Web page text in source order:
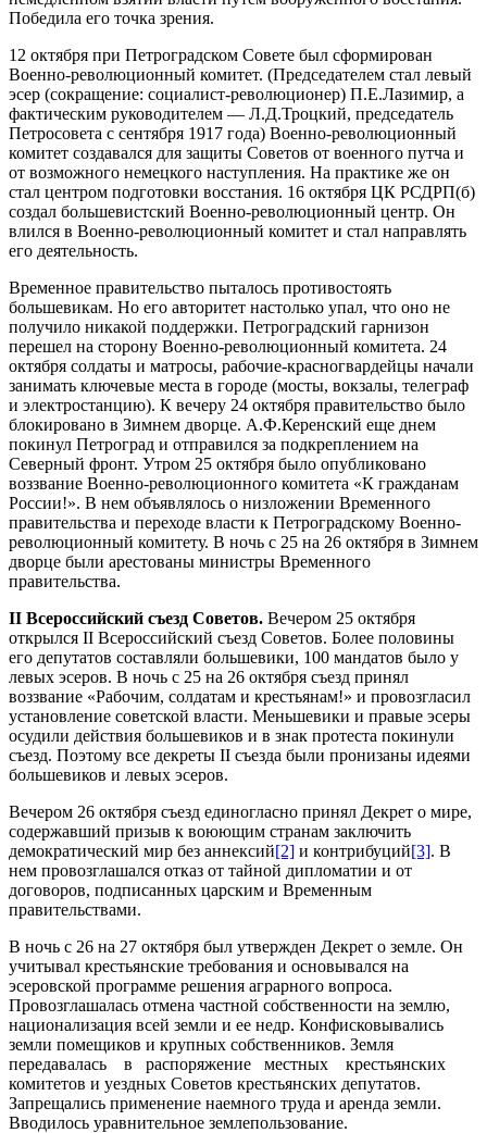
Победила его точка зрения.
12 октября при Петроградском Совете был сформирован
Воен­но-революционный комитет. (Председателем стал левый
эсер (сокращение: социалист-революционер) П.Е.Лазимир, а
фактическим руководителем — Л.Д.Троцкий, председатель
Петросовета с сентября 1917 года) Военно-революционный
комитет создавался для защиты Советов от военного путча и
от возможного немецкого наступления. На практике же он
стал центром подготовки восстания. 16 октября ЦК РСДРП(б)
создал большевистский Воен­но-революционный центр. Он
влился в Военно-революционный комитет и стал направ­лять
его деятельность.
Временное правительство пыталось противостоять
большевикам. Но его авторитет настолько упал, что оно не
получило никакой под­держки. Петроградский гарнизон
перешел на сторону Военно-революционный комитета. 24
октяб­ря солдаты и матросы, рабочие-красногвардейцы начали
занимать ключевые места в городе (мосты, вокзалы, телеграф
и электростан­цию). К вечеру 24 октября правительство было
блокировано в Зим­нем дворце. А.Ф.Керенский еще днем
покинул Петроград и отпра­вился за подкреплением на
Северный фронт. Утром 25 октября было опубликовано
воззвание Военно-революционного комитета «К гражданам
России!». В нем объяв­лялось о низложении Временного
правительства и переходе власти к Петроградскому Военно-
революционный комитету. В ночь с 25 на 26 октября в Зимнем
дворце были арестованы министры Временного
правительства.
II Всероссий­ский съезд Советов. Вечером 25 октября
открылся II Всероссий­ский съезд Советов. Более половины
его депутатов составляли боль­шевики, 100 мандатов было у
левых эсеров. В ночь с 25 на 26 октября съезд принял
воззвание «Рабочим, солдатам и крестьянам!» и провозгласил
установление советской власти. Меньшевики и правые эсеры
осудили действия большевиков и в знак протеста покину­ли
съезд. Поэтому все декреты II съезда были пронизаны идеями
большевиков и левых эсеров.
Вечером 26 октября съезд единогласно принял Декрет о мире,
содержавший призыв к воюющим странам заключить
демократический мир без аннексий[2] и контрибуций[3]. В
нем провозглашался отказ от тайной дипломатии и от
договоров, подписанных царским и Временным
правительствами.
В ночь с 26 на 27 октября был утвержден Декрет о земле. Он
учитывал крестьянские требования и основывался на
эсеровской программе решения аграрного вопроса.
Провозглашалась отмена частной собственности на землю,
национализация всей земли и ее недр. Конфисковывались
земли помещиков и крупных собственников. Земля
передавалась в распоряжение местных крестьянских
комитетов и уездных Советов крестьянских депутатов.
Запрещались применение наемного труда и аренда земли.
Вводилось уравнительное землепользование.